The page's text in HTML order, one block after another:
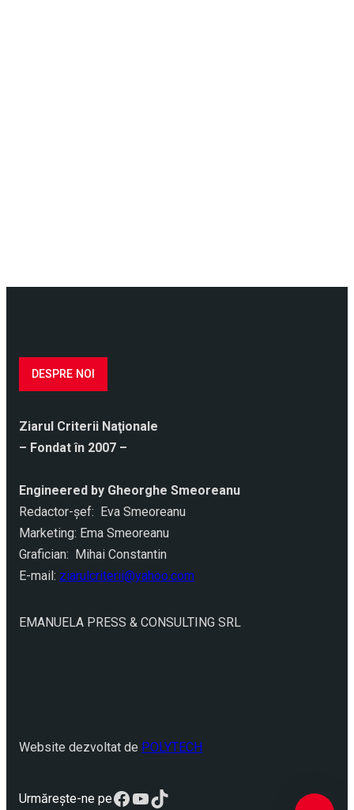
DESPRE NOI
Ziarul Criterii Naţionale
– Fondat în 2007 –
Engineered by Gheorghe Smeoreanu
Redactor-şef: Eva Smeoreanu
Marketing: Ema Smeoreanu
Grafician: Mihai Constantin
E-mail: ziarulcriterii@yahoo.com
EMANUELA PRESS & CONSULTING SRL
Website dezvoltat de POLYTECH
Urmărește-ne peFacebook
YouTube
TikTok